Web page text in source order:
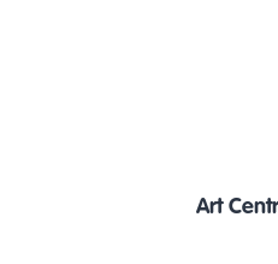
Art